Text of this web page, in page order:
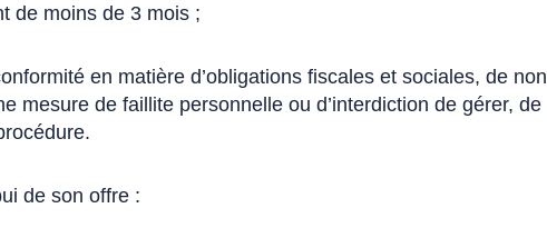
de moins de 3 mois ;
en matière d’obligations fiscales et sociales, de non
mesure de faillite personnelle ou d’interdiction de gérer, de
de son offre :